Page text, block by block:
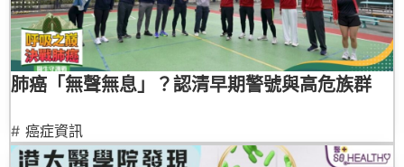
肺癌「無聲無息」？認清早期警號與高危族群
# 癌症資訊